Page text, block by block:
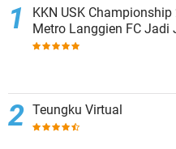
KKN USK Championship
Metro Langgien FC Jadi
Teungku Virtual